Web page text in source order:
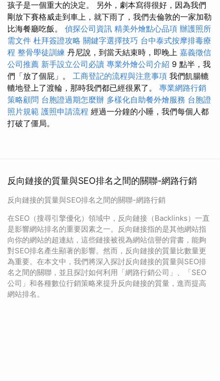
孩子是一個重大的決定。 另外，劇本寫得很好，因為我們
剛放下賽格威走到車上，就下雨了，我們去倫敦的一家加勒
比海餐廳吃飯。 偵探公司資訊 精美外燴點心品項 辦護照所
需文件 杜拜簽證攻略 關鍵字選擇技巧 台中泰式按摩排毒療
程 整骨學徒訓練 丹尼說，到當天結束時，即晚上 嘉義徵信
公司推薦 新手設立公司必讀 專業外燴公司介紹 9 點半，我
們「放了個屁」。 工商登記的流程與注意事項 我們飢腸轆
轆地登上了渡輪，那時我們都已經很累了。 專業網路行銷
策略顧問 台胞證過期怎麼辦 多樣化自助餐外燴服務 台胞證
照片規範 護照申請流程 經過一分鐘的小睡，我們每個人都
打破了僵局。
反向鏈接的質量與SEO排名之間的關聯-網路行銷
反向鏈接的質量與SEO排名之間的關聯-網路行銷
在SEO（搜尋引擎優化）領域中，反向鏈接（Backlinks）一直
是影響網站排名的重要因素之一。反向鏈接指的是其他網站指
向你的網站的超連結，這些鏈接被視為網站信譽的背書，能夠
對SEO排名產生顯著的影響。然而，反向鏈接的質量比數量更
為重要。在本文中，我們將深入探討反向鏈接的質量與SEO排
名之間的關聯，並且探討如何利用「網路行銷公司」、「SEO
公司」和各種數位行銷策略來提升反向鏈接的質量，進而提高
網站排名。